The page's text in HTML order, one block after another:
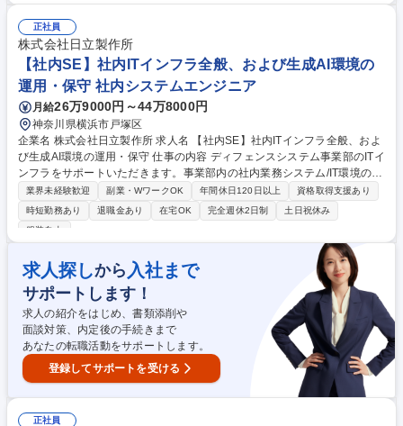
な暮らしを提供することができます。 ・地球環境にやさしく持続可能な社
会の実現に向けた直接的な貢献や日本をよりよい国にするための技術貢献
ができます。 ・大規模システム開発での経験獲得ならびに、海外Gr会社
との協業、エンジニアリングをとおした自己成長を実現できます。 募集職
種 【電力×IT】電気の安定供給維持システム開発/日本を支える大規模基盤
2268
正社員
株式会社日立製作所
【社内SE】社内ITインフラ全般、および生成AI環境の
運用・保守 社内システムエンジニア
月給26万9000円～44万8000円
神奈川県横浜市戸塚区
企業名 株式会社日立製作所 求人名 【社内SE】社内ITインフラ全般、およ
び生成AI環境の運用・保守 仕事の内容 ディフェンスシステム事業部のITイ
ンフラをサポートいただきます。事業部内の社内業務システム/IT環境の検
討・開発・維持整備・セキュリティ確保を担うことで、事業部に貢献する
部門です。 【業務内容】 ■社内ITインフラ全般（PC環境、ネットワー
ク、メール、ファイル共有 他）の運用・保守、ユーザサポート、及びセキ
環境の運用・保守、ユーザサポート ■拠点拡張に伴うネットワーク等のIT
環境整備 募集職種 【社内SE】社内ITインフラ全般、および生成AI環境の
運用・保守
業界未経験歓迎 副業・WワークOK 年間休日120日以上
資格取得支援あり
時短勤務あり
退職金あり 在宅OK 完全週休2日制
土日祝休み
服装自由
求人探しから 入社まで
サポートします！
求人の紹介をはじめ、書類添削や
面談対策、内定後の手続きまで
あなたの転職活動をサポートします。
登録してサポートを受ける
正社員